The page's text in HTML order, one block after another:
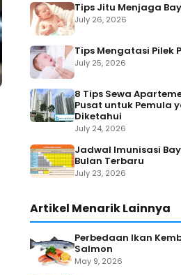
Tips Jitu Menjaga
July 26, 2026
Tips Mengatasi Pilek
July 25, 2026
8 Tips Sewa
Pusat untuk Pemula
Diketahui
July 24, 2026
Jadwal Imunisasi
Bulan Terbaru
July 23, 2026
Artikel Menarik Lainnya
Perbedaan Ikan
Salmon
May 9, 2026